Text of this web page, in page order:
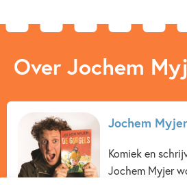
Over Jochem
Jochem Myjer
Komiek en
Jochem Myjer